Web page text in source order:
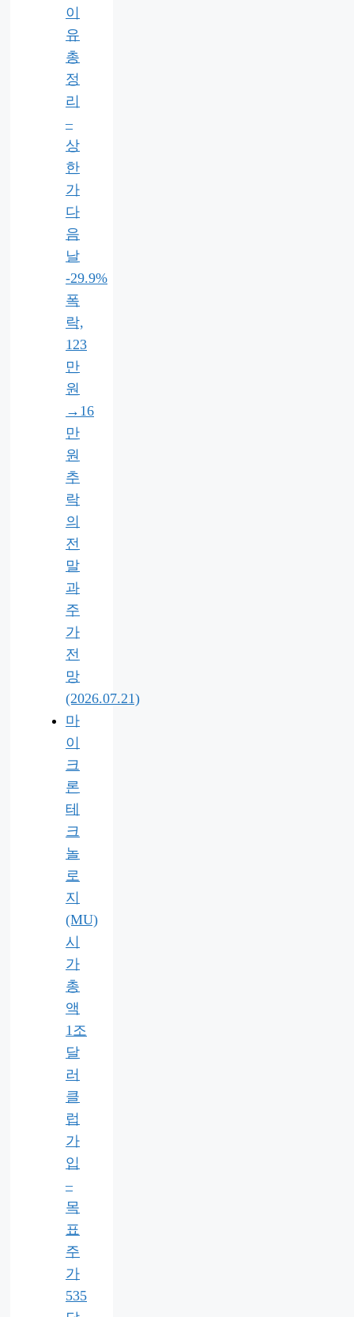
이
유
총
정
리
–
상
한
가
다
음
날
-29.9%
폭
락,
123
만
원
→16
만
원
추
락
의
전
말
과
주
가
전
망
(2026.07.21)
마
이
크
론
테
크
놀
로
지
(MU)
시
가
총
액
1조
달
러
클
럽
가
입
–
목
표
주
가
535